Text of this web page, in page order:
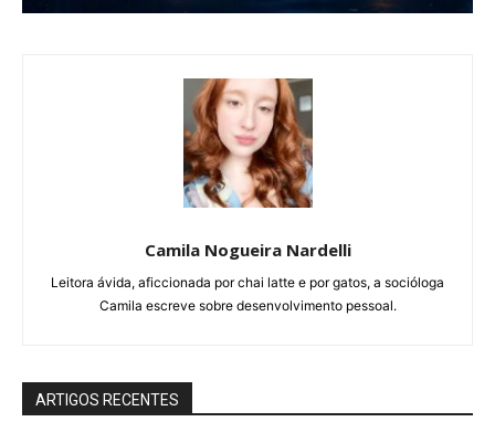
Camila Nogueira Nardelli
Leitora ávida, aficcionada por chai latte e por gatos, a socióloga
Camila escreve sobre desenvolvimento pessoal.
ARTIGOS RECENTES